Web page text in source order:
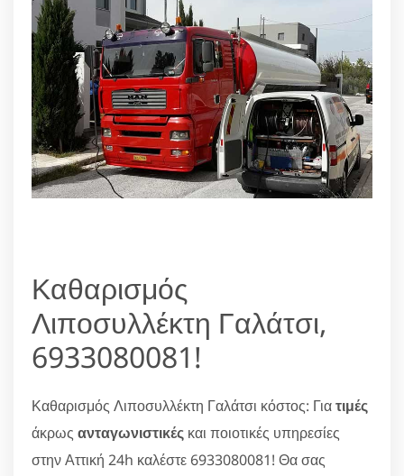
Καθαρισμός
Λιποσυλλέκτη Γαλάτσι,
6933080081!
Καθαρισμός Λιποσυλλέκτη Γαλάτσι κόστος: Γιατιμές
άκρως ανταγωνιστικές και ποιοτικές υπηρεσίες
στην Αττική 24h καλέστε 6933080081! Θα σας